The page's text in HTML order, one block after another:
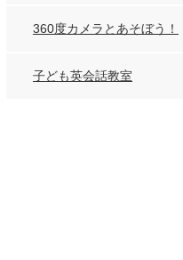
360度カメラとあそぼう！
子ども英会話教室